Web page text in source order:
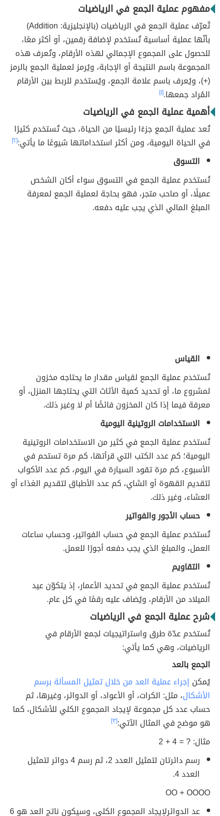
مفهوم عملية الجمع في الرياضيات
تّعرّف عملية الجمع في الرياضيات (بالإنجليزية: Addition)
بأنّها عملية أساسية تُستخدم لإضافة رقمين، أو أكثر معًا،
للحصول على المجموع الإجمالي لهذه الأرقام، وتُعرف هذه
المجموعة باسم النتيجة أو الإجابة، ويُرمز لعملية الجمع بالرمز
(+)، ويُعرف باسم علامة الجمع، ويُستخدم للربط بين الأرقام
المُراد جمعها.[١]
أهمية عملية الجمع في الرياضيات
تُعد عملية الجمع جزءًا رئيسيًا من الحياة، حيث تُستخدم كثيرًا
في الحياة اليومية، ومن أكثر استخداماتها شيوعًا ما يأتي:[٢]
التسوق
تُستخدم عملية الجمع في التسوق سواء أكان الشخص
عميلًا، أو صاحب متجر، فهو بحاجة لعملية الجمع لمعرفة
المبلغ المالي الذي يجب عليه دفعه.
القياس
تُستخدم عملية الجمع لقياس مقدار ما يحتاجه مخزون
لمشروع ما، أو تحديد كمية الأثاث التي يحتاجها المنزل، أو
معرفة فيما إذا كان المخزون فائضًا أم لا وغير ذلك.
الاستخدامات الروتينية اليومية
تُستخدم عملية الجمع في كثير من الاستخدامات الروتينية
اليومية؛ كم عدد الكتب التي قرأتها، كم مرة تستحم في
الأسبوع، كم مرة تقود السيارة في اليوم، كم عدد الأكواب
لتقديم القهوة أو الشاي، كم عدد الأطباق لتقديم الغذاء أو
العشاء، وغير ذلك.
حساب الأجور والفواتير
تُستخدم عملية الجمع في حساب الفواتير، وحساب ساعات
العمل، والمبلغ الذي يجب دفعه أجورًا للعمل.
التقاويم
تُستخدم عملية الجمع في تحديد الأعمار، إذ يتكوّن عيد
الميلاد من الأرقام، ويُضاف عليه رقمًا في كل عام.
شرح عملية الجمع في الرياضيات
تُستخدم عدّة طرق واستراتيجيات لجمع الأرقام في
الرياضيات، وهي كما يأتي:
الجمع بالعد
يُمكن إجراء عملية العد من خلال تمثيل المسألة برسم
الأشكال، مثل: الكرات، أو الأعواد، أو الدوائر، وغيرها، ثم
حساب عدد كل مجموعة لإيجاد المجموع الكلي للأشكال، كما
هو موضح في المثال الآتي:[٣]
مثال: ? = 4 + 2
رسم دائرتان لتمثيل العدد 2، ثم رسم 4 دوائر لتمثيل
العدد 4.
OO + OOOO
عد الدوائرلإيجاد المجموع الكلي، وسيكون ناتج العد هو 6